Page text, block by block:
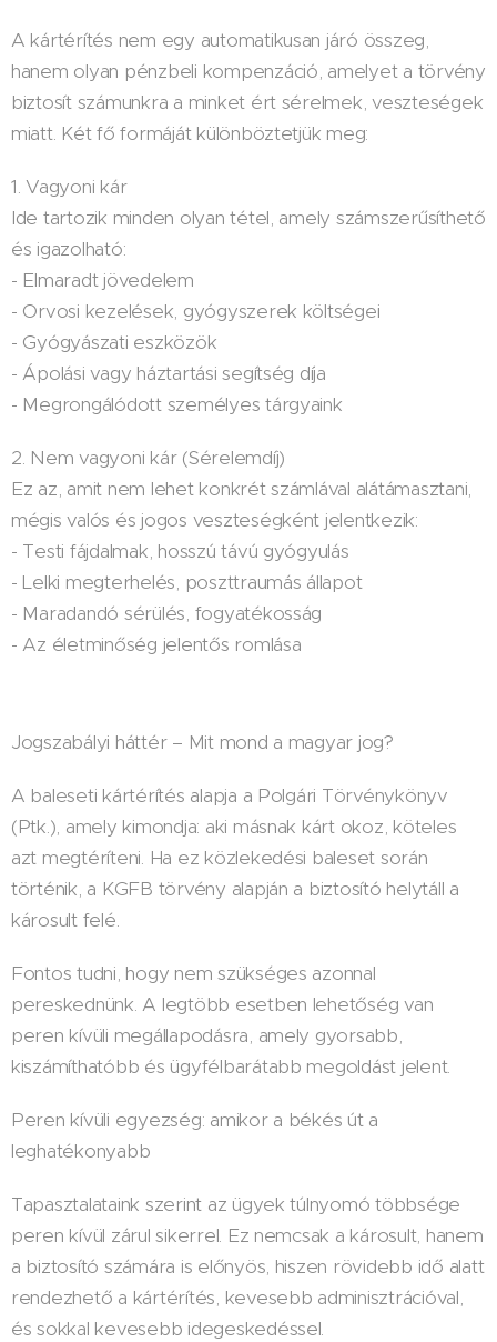
A kártérítés nem egy automatikusan járó összeg,
hanem olyan pénzbeli kompenzáció, amelyet a törvény
biztosít számunkra a minket ért sérelmek, veszteségek
miatt. Két fő formáját különböztetjük meg:
1. Vagyoni kár
Ide tartozik minden olyan tétel, amely számszerűsíthető
és igazolható:
- Elmaradt jövedelem
- Orvosi kezelések, gyógyszerek költségei
- Gyógyászati eszközök
- Ápolási vagy háztartási segítség díja
- Megrongálódott személyes tárgyaink
2. Nem vagyoni kár (Sérelemdíj)
Ez az, amit nem lehet konkrét számlával alátámasztani,
mégis valós és jogos veszteségként jelentkezik:
- Testi fájdalmak, hosszú távú gyógyulás
- Lelki megterhelés, poszttraumás állapot
- Maradandó sérülés, fogyatékosság
- Az életminőség jelentős romlása
Jogszabályi háttér – Mit mond a magyar jog?
A baleseti kártérítés alapja a Polgári Törvénykönyv
(Ptk.), amely kimondja: aki másnak kárt okoz, köteles
azt megtéríteni. Ha ez közlekedési baleset során
történik, a KGFB törvény alapján a biztosító helytáll a
károsult felé.
Fontos tudni, hogy nem szükséges azonnal
pereskednünk. A legtöbb esetben lehetőség van
peren kívüli megállapodásra, amely gyorsabb,
kiszámíthatóbb és ügyfélbarátabb megoldást jelent.
Peren kívüli egyezség: amikor a békés út a
leghatékonyabb
Tapasztalataink szerint az ügyek túlnyomó többsége
peren kívül zárul sikerrel. Ez nemcsak a károsult, hanem
a biztosító számára is előnyös, hiszen rövidebb idő alatt
rendezhető a kártérítés, kevesebb adminisztrációval,
és sokkal kevesebb idegeskedéssel.